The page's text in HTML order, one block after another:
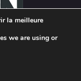
la meilleure
we are using or